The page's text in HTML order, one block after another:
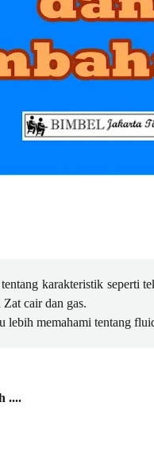
karakteristik seperti
cair dan gas.
lebih memahami tentang
....